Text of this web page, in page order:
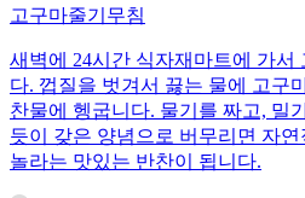
고구마줄기무침
새벽에 24시간 식자재마트에 가서
다. 껍질을 벗겨서 끓는 물에 고구
찬물에 헹굽니다. 물기를 짜고, 밀
듯이 갖은 양념으로 버무리면 자
놀라는 맛있는 반찬이 됩니다.